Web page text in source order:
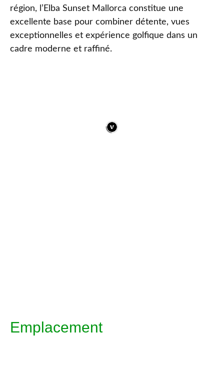
région, l’Elba Sunset Mallorca constitue une
excellente base pour combiner détente, vues
exceptionnelles et expérience golfique dans un
cadre moderne et raffiné.
Emplacement